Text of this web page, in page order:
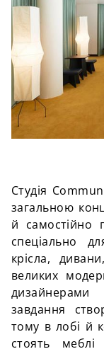
Студія
загальною
й самостійно
спеціально
крісла,
великих
завдання
тому в лобі й
стоять меблі